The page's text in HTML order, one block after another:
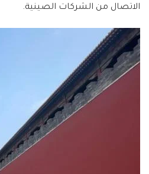
الاتصال من الشركات الصينية.